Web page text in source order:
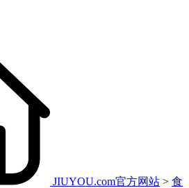
JIUYOU.com官方网站 > 食